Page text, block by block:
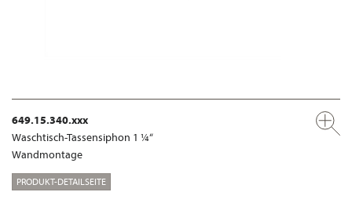
649.15.340.xxx
Waschtisch-Tassensiphon 1 ¼“
Wandmontage
PRODUKT-DETAILSEITE